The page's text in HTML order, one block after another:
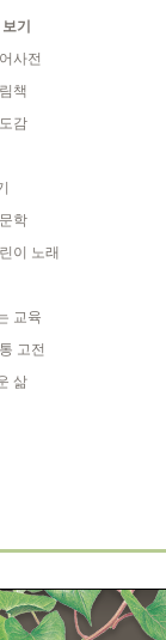
기
사전
책
감
학
이 노래
교육
고전
삶